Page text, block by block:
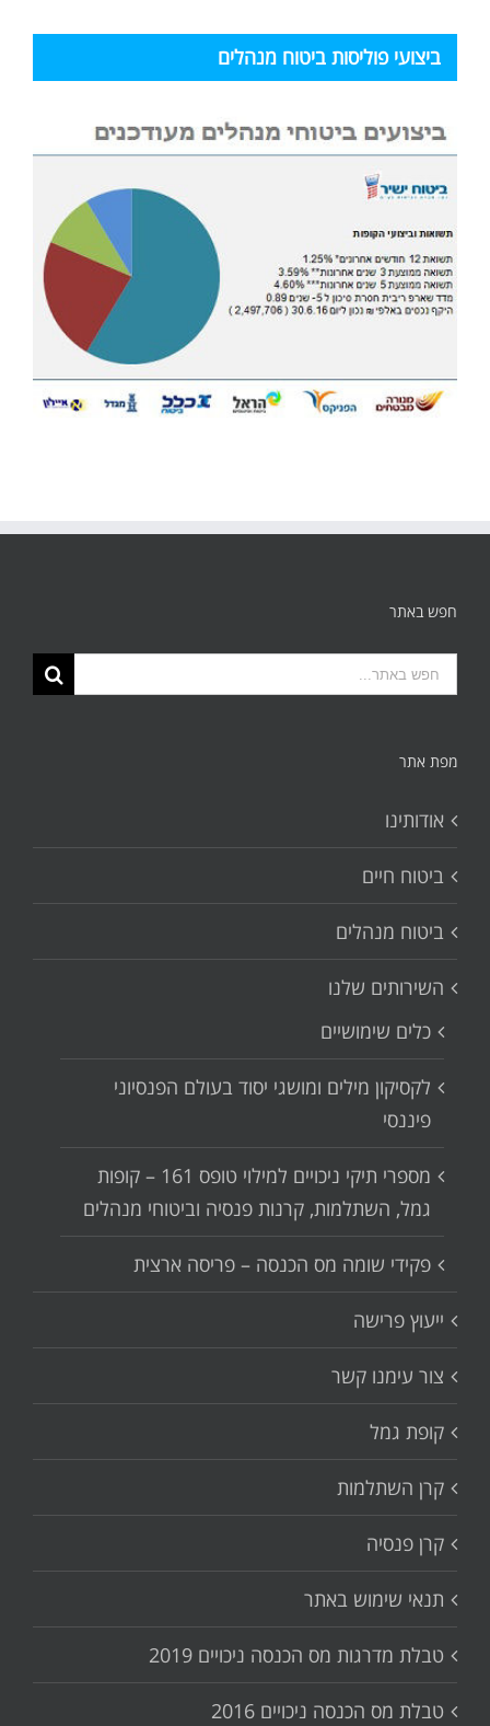
ביצועי פוליסות ביטוח מנהלים
חפש באתר
תוצאות
החיפוש
מפת אתר
אודותינו
ביטוח חיים
ביטוח מנהלים
השירותים שלנו
כלים שימושיים
לקסיקון מילים ומושגי יסוד בעולם הפנסיוני
פיננסי
מספרי תיקי ניכויים למילוי טופס 161 – קופות
גמל, השתלמות, קרנות פנסיה וביטוחי מנהלים
פקידי שומה מס הכנסה – פריסה ארצית
ייעוץ פרישה
צור עימנו קשר
קופת גמל
קרן השתלמות
קרן פנסיה
תנאי שימוש באתר
טבלת מדרגות מס הכנסה ניכויים 2019
טבלת מס הכנסה ניכויים 2016